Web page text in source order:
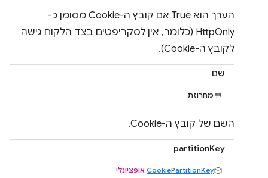
הערך הוא True אם קובץ ה-Cookie מסומן כ-
HttpOnly (כלומר, אין לסקריפטים בצד הלקוח גישה
לקובץ ה-Cookie).
שם
מחרוזת
השם של קובץ ה-Cookie.
partitionKey
CookiePartitionKey אופציונלי